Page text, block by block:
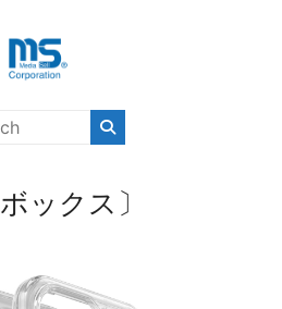
ド商品｜株式会社
外輸入商品には、日本では珍しい「海外ブ
品」「機能的な商品」「コストパフォー
CLEAR
ックス〕